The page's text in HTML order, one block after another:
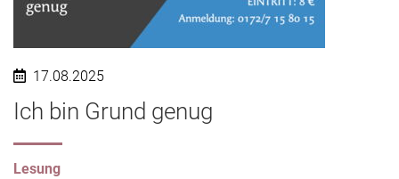
17.08.2025
Ich bin Grund genug
Lesung